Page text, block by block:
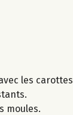
les carottes
moules.